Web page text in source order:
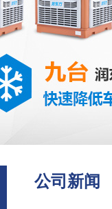
公司新闻